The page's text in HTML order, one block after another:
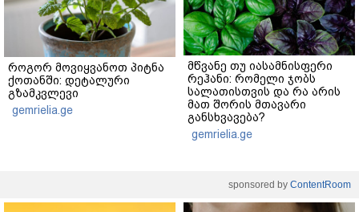
როგორ მოვიყვანოთ პიტნა
ქოთანში: დეტალური
გზამკვლევი
gemrielia.ge
მწვანე თუ იასამნისფერი
რეჰანი: რომელი ჯობს
სალათისთვის და რა არის
მათ შორის მთავარი
განსხვავება?
gemrielia.ge
sponsored by ContentRoom